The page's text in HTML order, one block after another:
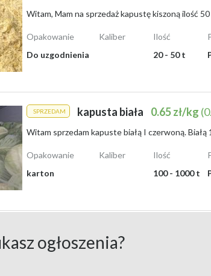
duże ilości, cena do negocjacji,
na przetwory, szybka dostawa.
wybór korzystnych propozycji na lokalnych
białej, bez uszkodzeń, z dostawą do magazynu,
stała współpraca mile widziana.
czerwoną i pekińską, co świadczy o różnorodnym
cena skupu białej kapusty w Polsce wynosiła 1,13
uzyskiwać bezpośrednio w lokalnych punktach
Witam, Mam na sprzedaż kapustę kiszoną ilość
Opakowanie
Do uzgodnienia
Kaliber
Ilość
20 - 50 t
SPRZEDAM kapusta biała 0.65 zł/kg
Opakowanie
karton
Kaliber
Ilość
100 - 1000 t
ogłoszenia?